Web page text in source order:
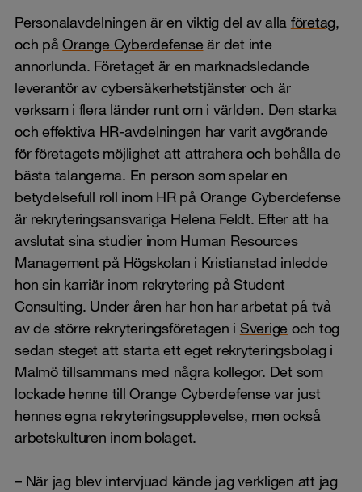
Personalavdelningen är en viktig del av alla företag,
och påOrange Cyberdefenseär det inte
annorlunda. Företaget är en marknadsledande
leverantör av cybersäkerhetstjänster och är
verksam i flera länder runt om i världen. Den starka
och effektiva HR-avdelningen har varit avgörande
för företagets möjlighet att attrahera och behålla de
bästa talangerna. En person som spelar en
betydelsefull roll inom HR på Orange Cyberdefense
är rekryteringsansvariga Helena Feldt. Efter att ha
avslutat sina studier inom Human Resources
Management på Högskolan i Kristianstad inledde
hon sin karriär inom rekrytering på Student
Consulting. Under åren har hon har arbetat på två
av de större rekryteringsföretagen i Sverige och tog
sedan steget att starta ett eget rekryteringsbolag i
Malmö tillsammans med några kollegor. Det som
lockade henne till Orange Cyberdefense var just
hennes egna rekryteringsupplevelse, men också
arbetskulturen inom bolaget.
– När jag blev intervjuad kände jag verkligen att jag